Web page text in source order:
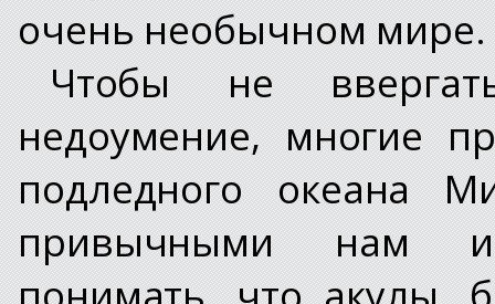
очень необычном мире.
Чтобы не
недоумение, многие
подледного океана
привычными нам